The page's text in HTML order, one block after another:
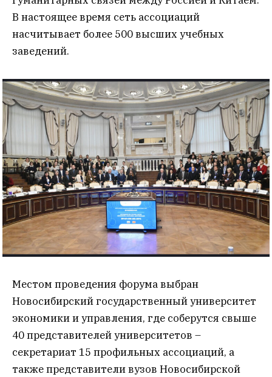
В настоящее время сеть ассоциаций
насчитывает более 500 высших учебных
заведений.
Местом проведения форума выбран
Новосибирский государственный университет
экономики и управления, где соберутся свыше
40 представителей университетов –
секретариат 15 профильных ассоциаций, а
также представители вузов Новосибирской